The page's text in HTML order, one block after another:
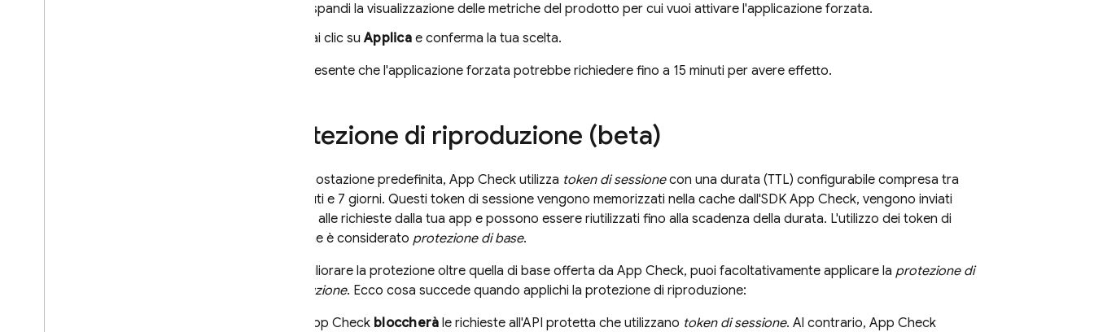
Espandi la visualizzazione delle metriche del prodotto per cui vuoi attivare l'applicazione forzata.
Fai clic suApplicae conferma la tua scelta.
Tieni presente che l'applicazione forzata potrebbe richiedere fino a 15 minuti per avere effetto.
Protezione di riproduzione (beta)
Per impostazione predefinita, App Check utilizza token di sessionecon una durata (TTL) configurabile compresa tra
30 minuti e 7 giorni. Questi token di sessione vengono memorizzati nella cache dall'SDK App Check, vengono inviati
insieme alle richieste dalla tua app e possono essere riutilizzati fino alla scadenza della durata. L'utilizzo dei token di
sessione è considerato protezione di base.
Per migliorare la protezione oltre quella di base offerta da App Check, puoi facoltativamente applicare la protezione di
riproduzione. Ecco cosa succede quando applichi la protezione di riproduzione:
App Check bloccherà le richieste all'API protetta che utilizzano token di sessione. Al contrario,App Check